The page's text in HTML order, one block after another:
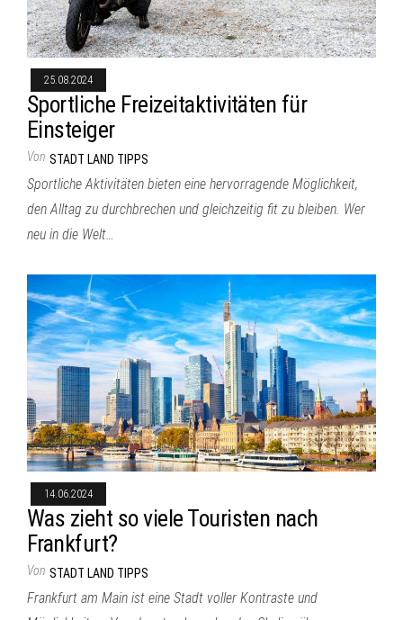
25.08.2024
Sportliche Freizeitaktivitäten für
Einsteiger
Von STADT LAND TIPPS
Sportliche Aktivitäten bieten eine hervorragende Möglichkeit,
den Alltag zu durchbrechen und gleichzeitig fit zu bleiben. Wer
neu in die Welt…
14.06.2024
Was zieht so viele Touristen nach
Frankfurt?
Von STADT LAND TIPPS
Frankfurt am Main ist eine Stadt voller Kontraste und